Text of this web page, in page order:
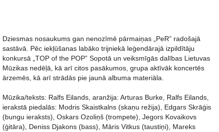
Dziesmas nosaukums gan nenozīmē pārmaiņas „PeR” radošajā
sastāvā. Pēc iekļūšanas labāko trijniekā leģendārajā izpildītāju
konkursā „TOP of the POP” Sopotā un veiksmīgās dalības Lietuvas
Mūzikas nedēļā, kā arī citos pasākumos, grupa aktīvāk koncertēs
ārzemēs, kā arī strādās pie jaunā albuma materiāla.
Mūzika/teksts: Ralfs Eilands, aranžija: Arturas Burke, Ralfs Eilands,
ierakstā piedalās: Modris Skaistkalns (skaņu režija), Edgars Skrāģis
(bungu ieraksts), Oskars Ozoliņš (trompete), Jegors Kovaikovs
(ģitāra), Deniss Djakons (bass), Māris Vitkus (taustiņi), Mareks